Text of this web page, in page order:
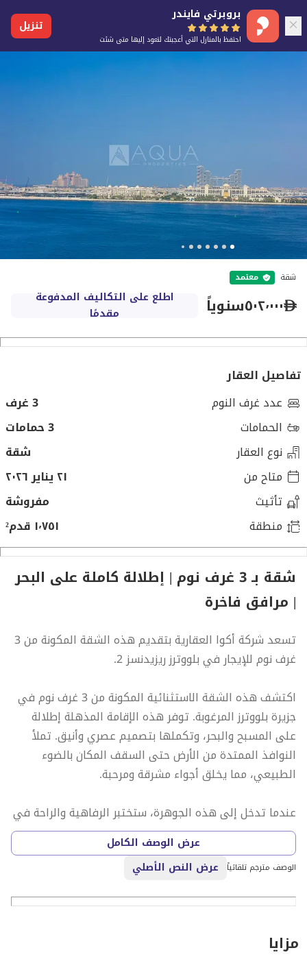
بروبرتي فايندر
احتفظ بالمنازل التي أعجبتك لتعود إليها متى شئت
تنزيل
شقة معتمد
٥٠٢٬٠٠٠سنوياً
اطلع على التكاليف المدفوعة
مقدمًا
تفاصيل العقار
عدد غرف النوم
3 غرف
الحمامات
3 حمامات
نوع العقار
شقة
متاح من
٢١ يناير ٢٠٢٦
تأثيث
مفروشة
منطقة
١٬٧٥١ قدم²
شقة بـ 3 غرف نوم | إطلالة كاملة على البحر
| مرافق فاخرة
تسعد شركة أكوا العقارية بتقديم هذه الشقة المكونة من 3
غرف نوم للإيجار في بلووترز ريزيدنسز 2.
اكتشف هذه الشقة الاستثنائية المكونة من 3 غرف نوم في
جزيرة بلووترز المرغوبة. توفر هذه الإقامة المذهلة إطلالة
على المسبح والبحر، وتكملها بتصميم عصري وأنيق. تملأ
النوافذ الممتدة من الأرض حتى السقف المكان بالضوء
الطبيعي، مما يخلق أجواء مشرقة ومرحبة.
عندما تدخل إلى هذه الجوهرة، ستختبر الرفاهية والراحة في
منطقة المعيشة المفتوحة، والتي توفر إطلالة فريدة على
البحر بالكامل، مما يخلق إحساسًا بأنك قريب حقًا من المحيط.
استئجار هذه الشقة الفسيحة يقدم لك حلم العيش على
فخامة في دبي.
عرض الوصف الكامل
الوصف مترجم تلقائياً عرض النص الأصلي
مزايا